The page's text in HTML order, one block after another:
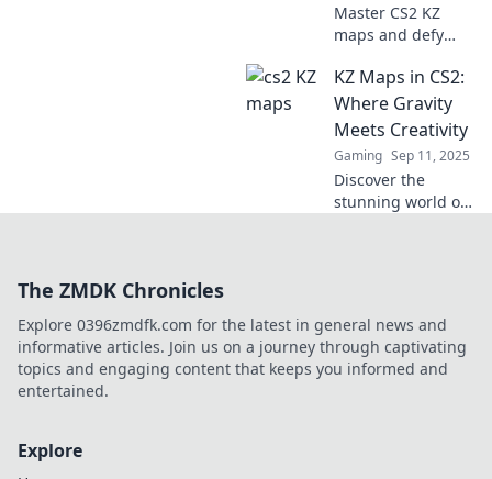
Master CS2 KZ
maps and defy
your skills and
dive into a thrilling
challenge that’s
out of this world!
KZ Maps in CS2:
Where Gravity
Meets Creativity
Gaming Sep 11, 2025
Discover the
stunning world of
your skills and
explore now!
The ZMDK Chronicles
Explore 0396zmdfk.com for the latest in general news and
informative articles. Join us on a journey through captivating
topics and engaging content that keeps you informed and
entertained.
Explore